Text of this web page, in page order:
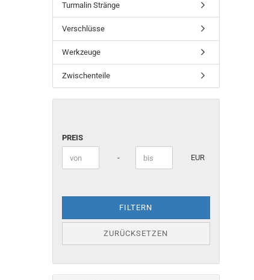
Turmalin Stränge
Verschlüsse
Werkzeuge
Zwischenteile
PREIS
Preis bis - EUR
FILTERN
ZURÜCKSETZEN